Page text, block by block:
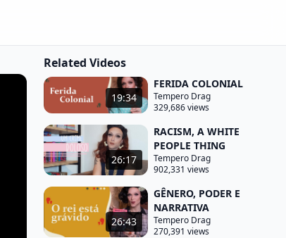
Related Videos
19:34
FERIDA COLONIAL
Tempero Drag
329,686 views
26:17
RACISM, A WHITE
PEOPLE THING
Tempero Drag
902,331 views
26:43
GÊNERO, PODER E
NARRATIVA
Tempero Drag
270,391 views